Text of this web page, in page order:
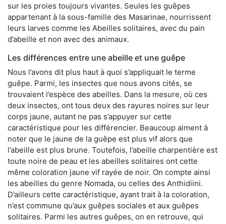
sur les proies toujours vivantes. Seules les guêpes
appartenant à la sous-famille des Masarinae, nourrissent
leurs larves comme les Abeilles solitaires, avec du pain
d’abeille et non avec des animaux.
Les différences entre une abeille et une guêpe
Nous l’avons dit plus haut à quoi s’appliquait le terme
guêpe. Parmi, les insectes que nous avons cités, se
trouvaient l’espèce des abeilles. Dans la mesure, où ces
deux insectes, ont tous deux des rayures noires sur leur
corps jaune, autant ne pas s’appuyer sur cette
caractéristique pour les différencier. Beaucoup aiment à
noter que le jaune de la guêpe est plus vif alors que
l’abeille est plus brune. Toutefois, l’abeille charpentière est
toute noire de peau et les abeilles solitaires ont cette
même coloration jaune vif rayée de noir. On compte ainsi
les abeilles du genre Nomada, ou celles des Anthidiini.
D’ailleurs cette caractéristique, ayant trait à la coloration,
n’est commune qu’aux guêpes sociales et aux guêpes
solitaires. Parmi les autres guêpes, on en retrouve, qui